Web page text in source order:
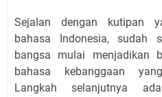
Sejalan dengan kutipan
bahasa Indonesia, sudah
bangsa mulai menjadikan
bahasa kebanggaan
Langkah selanjutnya